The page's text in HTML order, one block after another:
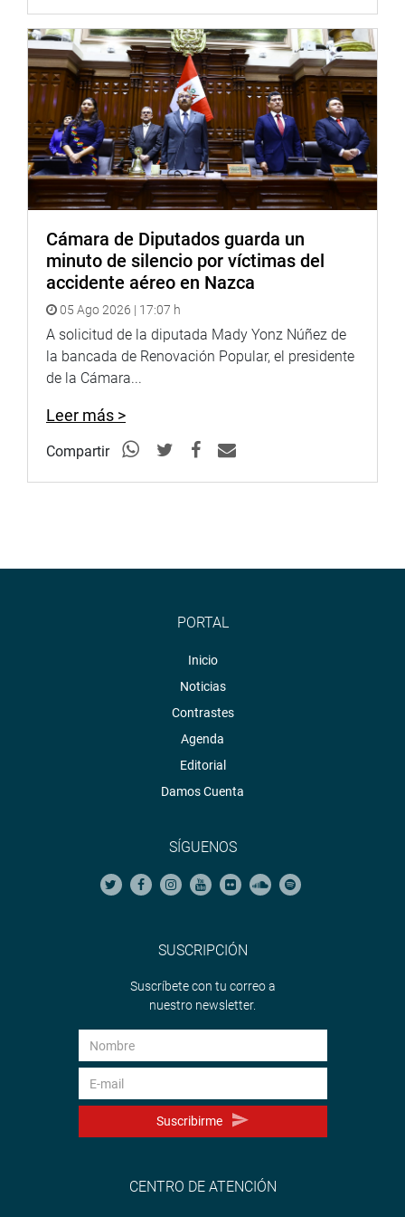
Subcomisión de Acusaciones Constitucionales.
Ello debido a que venció el plazo de perrogativa que le
asiste al denunciado.
TIEMPO DE DEBATE
Posteriormente, el Consejo Directivo fijó en una hora el
tiempo de debate de estos tres informes finales, el mismo
que será distribuido proporcionalmente entre todos los
grupos parlamentarios.
OFICINA DE COMUNICACIONES E IMAGEN
INSTITUCIONAL
Cámara de Diputados guarda un
minuto de silencio por víctimas del
accidente aéreo en Nazca
05 Ago 2026 | 17:07 h
A solicitud de la diputada Mady Yonz Núñez de
la bancada de Renovación Popular, el presidente
de la Cámara...
Leer más >
Compartir
PORTAL
Inicio
Noticias
Contrastes
Agenda
Editorial
Damos Cuenta
SÍGUENOS
SUSCRIPCIÓN
Suscríbete con tu correo a
nuestro newsletter.
Suscribirme
CENTRO DE ATENCIÓN